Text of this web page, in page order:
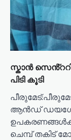
സ്കാൻ
പിടി കൂടി
ആൻഡ്
ചെമ്പ് തകിട്